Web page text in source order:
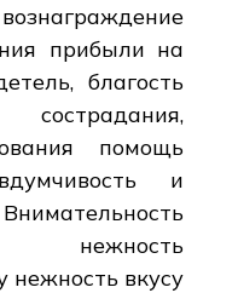
прибыли на
благость
помощь
и
нежность
нежность вкусу